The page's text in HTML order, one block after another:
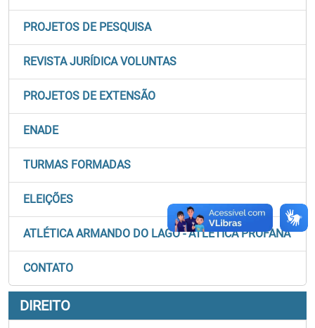
PROJETOS DE PESQUISA
REVISTA JURÍDICA VOLUNTAS
PROJETOS DE EXTENSÃO
ENADE
TURMAS FORMADAS
ELEIÇÕES
ATLÉTICA ARMANDO DO LAGO - ATLÉTICA PROFANA
CONTATO
DIREITO